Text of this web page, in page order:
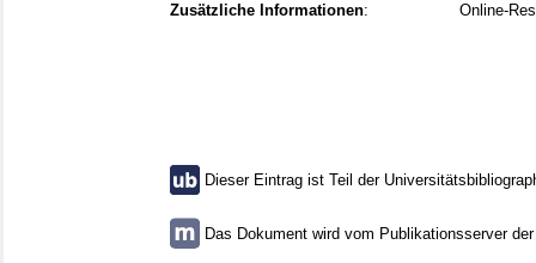
Zusätzliche Informationen: Online-
Dieser Eintrag ist Teil der
Das Dokument wird vom Publikationsserver